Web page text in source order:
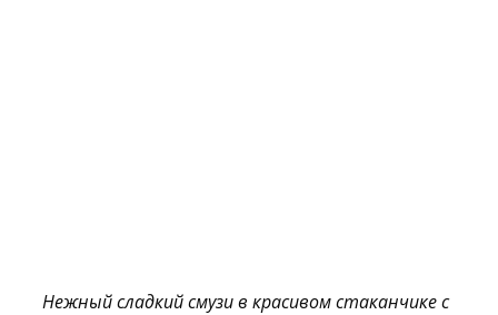
Нежный сладкий смузи в красивом стаканчике с